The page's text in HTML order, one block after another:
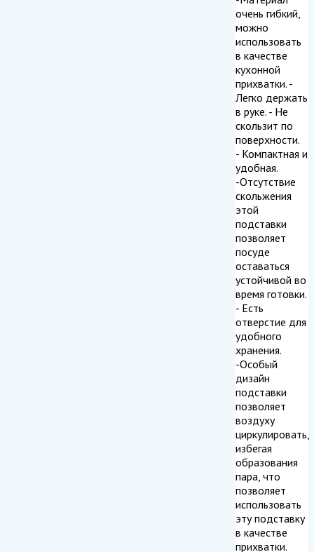
очень гибкий,
можно
использовать
в качестве
кухонной
прихватки. -
Легко держать
в руке. - Не
скользит по
поверхности.
- Компактная и
удобная.
-Отсутствие
скольжения
этой
подставки
позволяет
посуде
оставаться
устойчивой во
время готовки.
- Есть
отверстие для
удобного
хранения.
-Особый
дизайн
подставки
позволяет
воздуху
циркулировать,
избегая
образования
пара, что
позволяет
использовать
эту подставку
в качестве
прихватки.